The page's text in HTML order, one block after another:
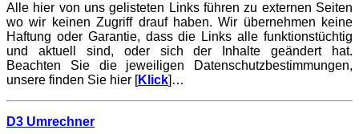
Alle hier von uns gelisteten Links führen zu externen Seiten
wo wir keinen Zugriff drauf haben. Wir übernehmen keine
Haftung oder Garantie, dass die Links alle funktionstüchtig
und aktuell sind, oder sich der Inhalte geändert hat.
Beachten Sie die jeweiligen Datenschutzbestimmungen,
unsere finden Sie hier [Klick]…
D3 Umrechner